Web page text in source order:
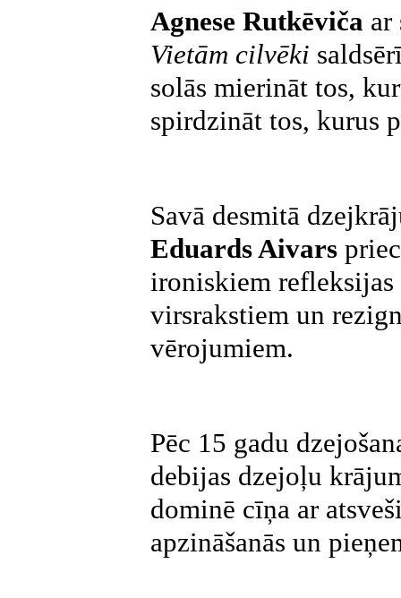
Agnese Rutkēviča ar
Vietām cilvēki
solās mierināt tos,
spirdzināt tos, kurus
Savā desmitā
Eduards Aivars
ironiskiem
virsrakstiem un
vērojumiem.
Pēc 15 gadu
debijas dzejoļu
dominē cīņa ar
apzināšanās un